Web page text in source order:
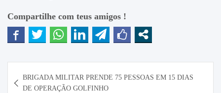
Compartilhe com teus amigos !
de
BRIGADA MILITAR PRENDE 75 PESSOAS EM 15 DIAS
DE OPERAÇÃO GOLFINHO